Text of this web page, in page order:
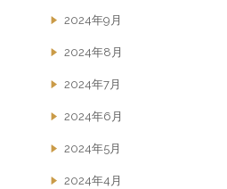
2024年9月
2024年8月
2024年7月
2024年6月
2024年5月
2024年4月